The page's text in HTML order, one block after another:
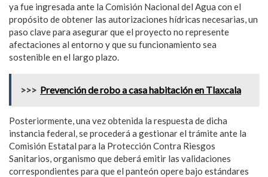
ya fue ingresada ante la Comisión Nacional del Agua con el
propósito de obtener las autorizaciones hídricas necesarias, un
paso clave para asegurar que el proyecto no represente
afectaciones al entorno y que su funcionamiento sea
sostenible en el largo plazo.
>>> Prevención de robo a casa habitación en Tlaxcala
Posteriormente, una vez obtenida la respuesta de dicha
instancia federal, se procederá a gestionar el trámite ante la
Comisión Estatal para la Protección Contra Riesgos
Sanitarios, organismo que deberá emitir las validaciones
correspondientes para que el panteón opere bajo estándares